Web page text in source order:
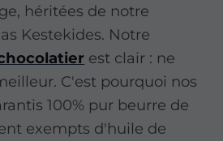
héritées de notre
Kestekides. Notre
est clair : ne
C'est pourquoi nos
100% pur beurre de
exempts d'huile de